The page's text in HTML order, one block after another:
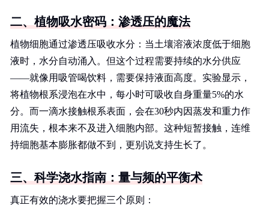
二、植物吸水密码：渗透压的魔法
植物细胞通过渗透压吸收水分：当土壤溶液浓度低于细胞
液时，水分自动涌入。但这个过程需要持续的水分供应
——就像用吸管喝饮料，需要保持液面高度。实验显示，
将植物根系浸泡在水中，每小时可吸收自身重量5%的水
分。而一滴水接触根系表面，会在30秒内因蒸发和重力作
用流失，根本来不及进入细胞内部。这种短暂接触，连维
持细胞基本膨胀都做不到，更别说支持生长了。
三、科学浇水指南：量与频的平衡术
真正有效的浇水要把握三个原则：